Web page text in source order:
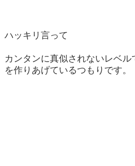
ハッキリ言って
カンタンに真似されないレベ
を作りあげているつもりです。